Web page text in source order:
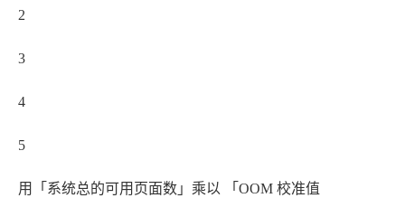
2
3
4
5
用「系统总的可用页面数」乘以 「OOM 校准值